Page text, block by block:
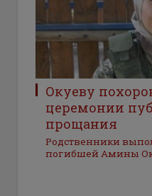
Окуеву
церемонии
прощания
Родственники
погибшей Амины